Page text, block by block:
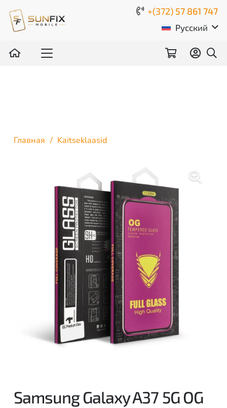
+(372) 57 861 747
Русский
Главная / Kaitseklaasid
Samsung Galaxy A37 5G OG